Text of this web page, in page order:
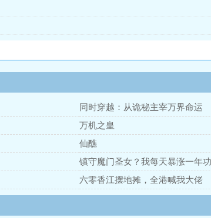
同时穿越：从诡秘主宰万界命运
万机之皇
仙醮
镇守魔门圣女？我每天暴涨一年
六零香江摆地摊，全港喊我大佬